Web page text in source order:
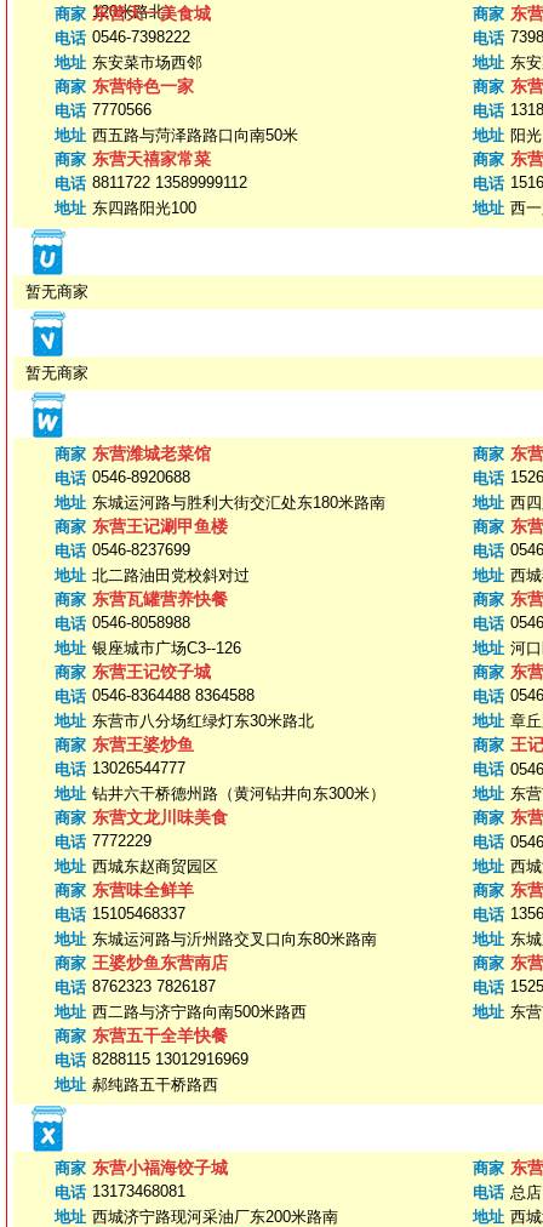
120米路北）
商家 东营天一美食城
电话 0546-7398222
地址 东安菜市场西邻
商家 东
电话
地址 东
商家 东营特色一家
电话 7770566
地址 西五路与菏泽路路口向南50米
商家 东
电话
地址 阳
商家 东营天禧家常菜
电话 8811722 13589999112
地址 东四路阳光100
商家 东
电话
地址 西
暂无商家
暂无商家
商家 东营潍城老菜馆
电话 0546-8920688
地址 东城运河路与胜利大街交汇处东180米路南
商家 东
电话
地址 西
商家 东营王记涮甲鱼楼
电话 0546-8237699
地址 北二路油田党校斜对过
商家 东
电话
地址 西
商家 东营瓦罐营养快餐
电话 0546-8058988
地址 银座城市广场C3--126
商家 东
电话
地址 河
商家 东营王记饺子城
电话 0546-8364488 8364588
地址 东营市八分场红绿灯东30米路北
商家 东
电话
地址 章
商家 东营王婆炒鱼
电话 13026544777
地址 钻井六干桥德州路（黄河钻井向东300米）
商家 王
电话
地址 东
商家 东营文龙川味美食
电话 7772229
地址 西城东赵商贸园区
商家 东
电话
地址 西
商家 东营味全鲜羊
电话 15105468337
地址 东城运河路与沂州路交叉口向东80米路南
商家 东
电话
地址 东
商家 王婆炒鱼东营南店
电话 8762323 7826187
地址 西二路与济宁路向南500米路西
商家 东
电话
地址 东
商家 东营五干全羊快餐
电话 8288115 13012916969
地址 郝纯路五干桥路西
商家 东营小福海饺子城
电话 13173468081
地址 西城济宁路现河采油厂东200米路南
商家 东
电话 总
地址 西